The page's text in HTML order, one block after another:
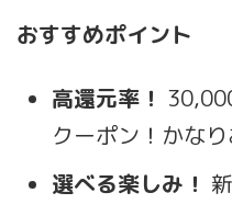
おすすめポイント
高還元率！
クーポン！かな
選べる楽しみ！